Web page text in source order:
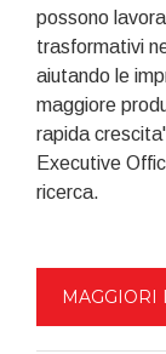
possono
trasformativi
aiutando le
maggiore
rapida
Executive
ricerca.
MAGGIORI